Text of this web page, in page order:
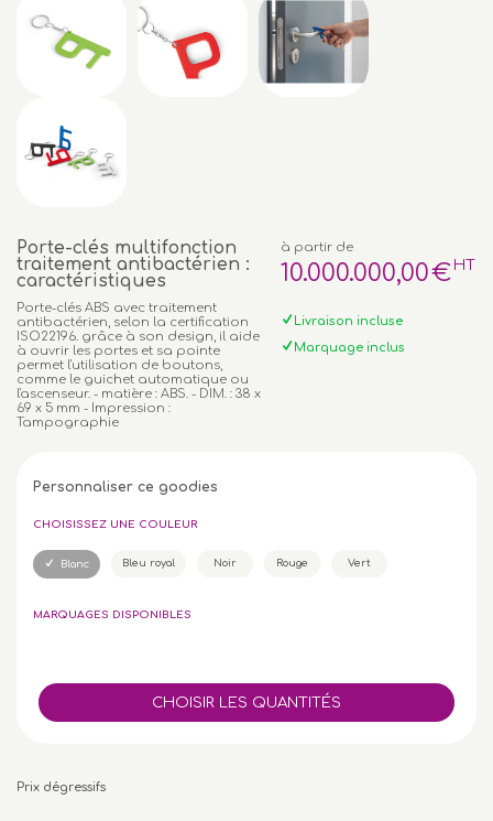
Porte-clés multifonction
traitement antibactérien :
caractéristiques
Porte-clés ABS avec traitement
antibactérien, selon la certification
ISO22196. grâce à son design, il aide
à ouvrir les portes et sa pointe
permet l'utilisation de boutons,
comme le guichet automatique ou
l'ascenseur. - matière : ABS. - DIM. : 38 x
69 x 5 mm - Impression :
Tampographie
à partir de
10.000.000,00€ HT
Livraison incluse
Marquage inclus
Personnaliser ce goodies
CHOISISSEZ UNE COULEUR
Blanc Bleu royal Noir Rouge Vert
MARQUAGES DISPONIBLES
Prix dégressifs